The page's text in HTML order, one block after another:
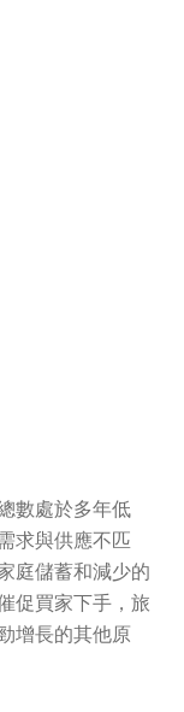
數處於多年低
求與供應不匹
庭儲蓄和減少的
促買家下手，旅
增長的其他原